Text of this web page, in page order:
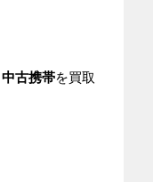
中古携帯を買取